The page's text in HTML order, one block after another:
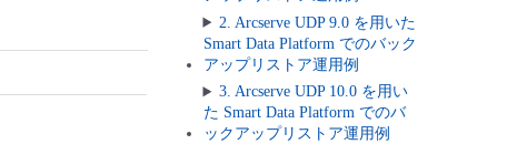
2. Arcserve UDP 9.0 を用いた
Smart Data Platform でのバック
アップリストア運用例
3. Arcserve UDP 10.0 を用い
た Smart Data Platform でのバ
ックアップリストア運用例